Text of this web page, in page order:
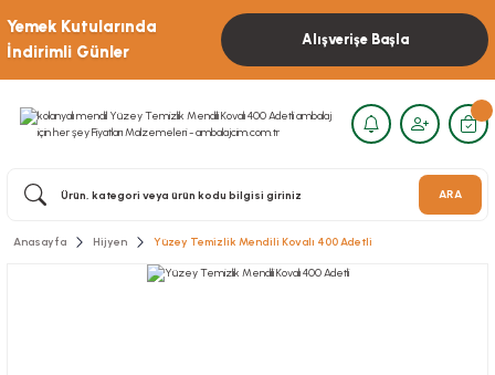
Yemek Kutularında
İndirimli Günler
Alışverişe Başla
ARA
Anasayfa Hijyen Yüzey Temizlik Mendili Kovalı 400 Adetli